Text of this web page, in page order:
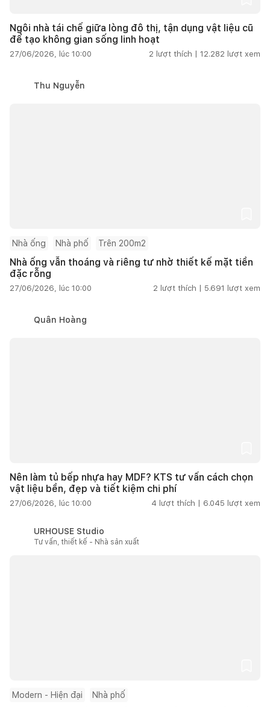
Ngôi nhà tái chế giữa lòng đô thị, tận dụng vật liệu cũ
để tạo không gian sống linh hoạt
27/06/2026, lúc 10:00 2 lượt thích | 12.282 lượt xem
Thu Nguyễn
Nhà ống Nhà phố Trên 200m2
Nhà ống vẫn thoáng và riêng tư nhờ thiết kế mặt tiền
đặc rỗng
27/06/2026, lúc 10:00 2 lượt thích | 5.691 lượt xem
Quân Hoàng
Nên làm tủ bếp nhựa hay MDF? KTS tư vấn cách chọn
vật liệu bền, đẹp và tiết kiệm chi phí
27/06/2026, lúc 10:00 4 lượt thích | 6.045 lượt xem
URHOUSE Studio
Tư vấn, thiết kế - Nhà sản xuất
Modern - Hiện đại Nhà phố